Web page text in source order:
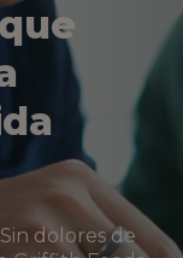
dolores de